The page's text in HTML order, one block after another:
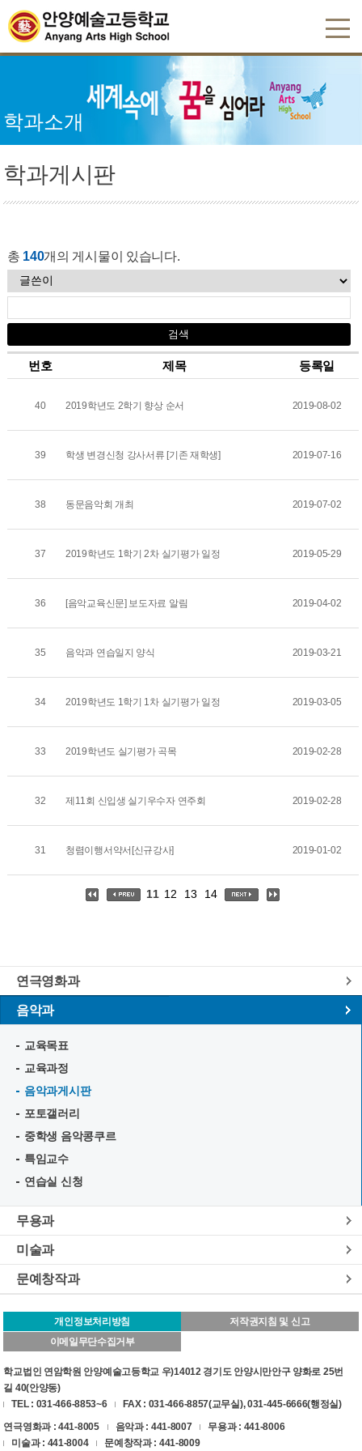
학과소개
학과게시판
총 140개의 게시물이 있습니다.
번호 제목 등록일
40 2019학년도 2학기 향상 순서 2019-08-02
39 학생 변경신청 강사서류 [기존 재학생] 2019-07-16
38 동문음악회 개최 2019-07-02
37 2019학년도 1학기 2차 실기평가 일정 2019-05-29
36 [음악교육신문] 보도자료 알림 2019-04-02
35 음악과 연습일지 양식 2019-03-21
34 2019학년도 1학기 1차 실기평가 일정 2019-03-05
33 2019학년도 실기평가 곡목 2019-02-28
32 제11회 신입생 실기우수자 연주회 2019-02-28
31 청렴이행서약서[신규강사] 2019-01-02
11 12 13 14
연극영화과
음악과
교육목표
교육과정
음악과게시판
포토갤러리
중학생 음악콩쿠르
특임교수
연습실 신청
무용과
미술과
문예창작과
개인정보처리방침 저작권지침 및 신고
이메일무단수집거부
학교법인 연암학원 안양예술고등학교 우)14012 경기도 안양시만안구 양화로 25번
길 40(안양동)
TEL : 031-466-8853~6
FAX : 031-466-8857(교무실), 031-445-6666(행정실)
연극영화과 : 441-8005
음악과 : 441-8007
무용과 : 441-8006
미술과 : 441-8004
문예창작과 : 441-8009